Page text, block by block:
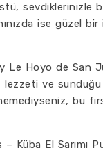
sevdiklerinizle
ise güzel
Hoyo de San
ve
bu
Küba El Sarımı